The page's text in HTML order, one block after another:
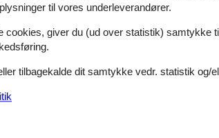
til vores underleverandører.
cookies, giver du (ud over statistik) samtykke
tilbagekalde dit samtykke vedr. statistik og/